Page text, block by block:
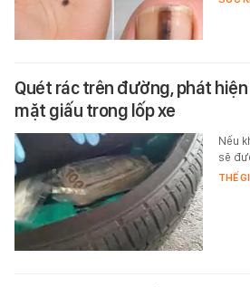
Quét rác trên đường, phát
mặt giấu trong lốp xe
Nếu
sẽ
THẾ